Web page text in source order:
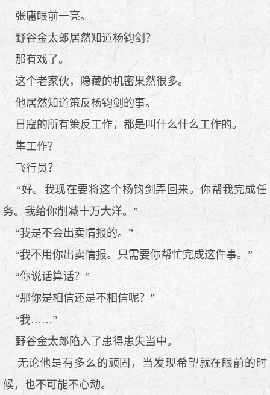
张庸眼前一亮。
野谷金太郎居然知道杨钧剑？
那有戏了。
这个老家伙，隐藏的机密果然很多。
他居然知道策反杨钧剑的事。
日寇的所有策反工作，都是叫什么什么工作的。
隼工作？
飞行员？
“好。我现在要将这个杨钧剑弄回来。你帮我完成任
务。我给你削减十万大洋。”
“我是不会出卖情报的。”
“我不用你出卖情报。只需要你帮忙完成这件事。”
“你说话算话？”
“那你是相信还是不相信呢？”
“我……”
野谷金太郎陷入了患得患失当中。
无论他是有多么的顽固，当发现希望就在眼前的时
候，也不可能不心动。